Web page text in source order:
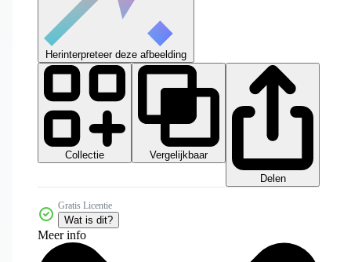
Herinterpreteer deze afbeelding
Collectie
Vergelijkbaar
Delen
Gratis Licentie
Wat is dit?
Meer info